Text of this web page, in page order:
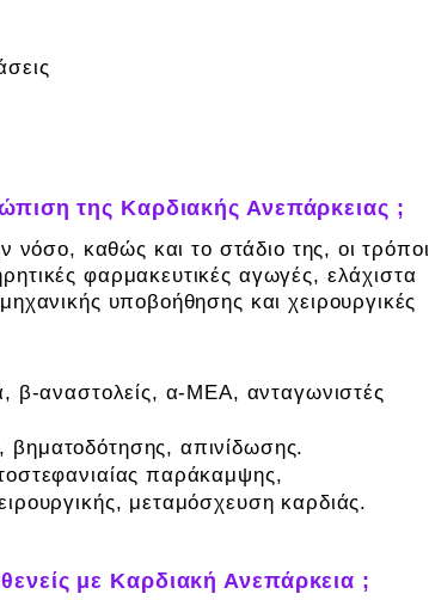
της Καρδιακής Ανεπάρκειας ;
νόσο, καθώς και το στάδιο της, οι τρόποι
φαρμακευτικές αγωγές, ελάχιστα
υποβοήθησης και χειρουργικές
β-αναστολείς, α-ΜΕΑ, ανταγωνιστές
απινίδωσης.
παράκαμψης,
μεταμόσχευση καρδιάς.
με Καρδιακή Ανεπάρκεια ;